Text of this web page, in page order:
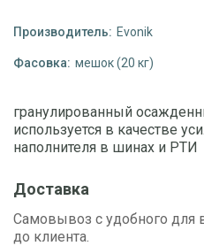
Производитель: Evonik
Фасовка: мешок (20 кг)
гранулированный
используется в качестве
наполнителя в шинах и РТИ
Доставка
Самовывоз с удобного для
до клиента.